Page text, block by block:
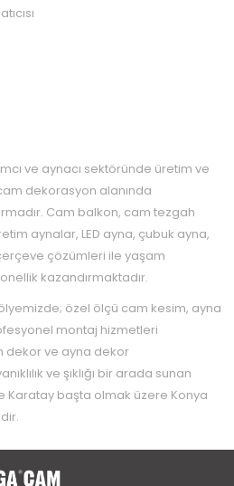
ve aynacı sektöründe üretim ve
dekorasyon alanında
Cam balkon, cam tezgah
aynalar, LED ayna, çubuk ayna,
çözümleri ile yaşam
kazandırmaktadır.
özel ölçü cam kesim, ayna
montaj hizmetleri
dekor ve ayna dekor
ve şıklığı bir arada sunan
Karatay başta olmak üzere Konya